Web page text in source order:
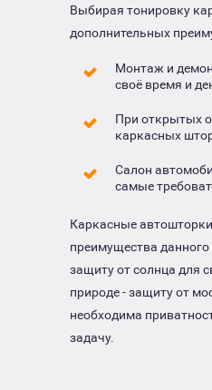
Выбирая тонировку
дополнительных
Монтаж и
своё время и
При открытых
каркасных
Салон
самые
Каркасные
преимущества
защиту от солнца для
природе - защиту от
необходима
задачу.